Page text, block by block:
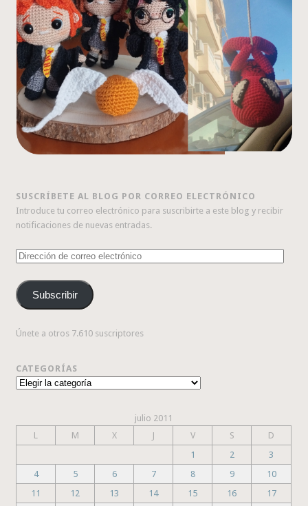
SUSCRÍBETE AL BLOG POR CORREO ELECTRÓNICO
Introduce tu correo electrónico para suscribirte a este blog y recibir
notificaciones de nuevas entradas.
Dirección
correo
electrónico
Subscribir
Únete a otros 7.610 suscriptores
CATEGORÍAS
Categorías
julio 2011
L
M X J V S
D
1
2
3
4
5 6 7 8 9
10
11
12 13 14 15 16
17